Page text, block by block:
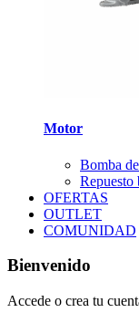
Motor
Bomba
Repuesto
OFERTAS
OUTLET
COMUNIDAD
Bienvenido
Accede o crea tu